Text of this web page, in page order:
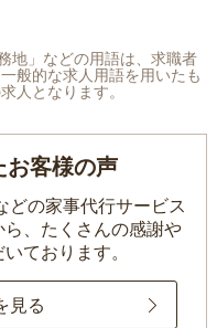
」などの用語は、求職者
般的な求人用語を用いたも
人となります。
お客様の声
どの家事代行サービス
、 たくさんの感謝や
ております。
見る